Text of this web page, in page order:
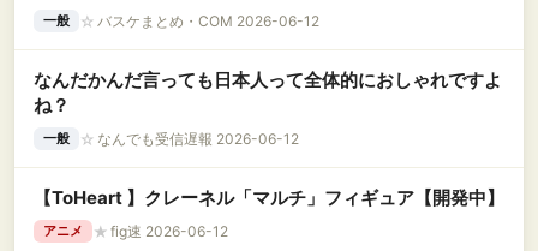
一般 ☆ バスケまとめ・COM 2026-06-12
なんだかんだ言っても日本人って全体的におしゃれですよ
ね？
一般 ☆ なんでも受信遅報 2026-06-12
【ToHeart 】クレーネル「マルチ」フィギュア【開発中】
アニメ ★ fig速 2026-06-12